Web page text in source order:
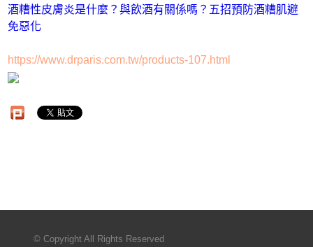
酒糟性皮膚炎是什麼？與飲酒有關係嗎？五招預防酒糟肌避
免惡化
https://www.drparis.com.tw/products-107.html
© Copyright All Rights Reserved